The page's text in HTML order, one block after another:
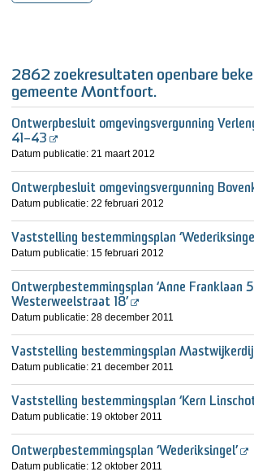
2862 zoekresultaten openbare
gemeente Montfoort.
Ontwerpbesluit omgevingsvergunning
41–43
Datum publicatie:21 maart 2012
Ontwerpbesluit omgevingsvergunning
Datum publicatie:22 februari 2012
Vaststelling bestemmingsplan
Datum publicatie: 15 februari 2012
Ontwerpbestemmingsplan ‘Anne Franklaan
Westerweelstraat 18’
Datum publicatie:28 december 2011
Vaststelling bestemmingsplan
Datum publicatie:21 december 2011
Vaststelling bestemmingsplan ‘Kern
Datum publicatie: 19 oktober 2011
Ontwerpbestemmingsplan ‘Wederiksingel’
Datum publicatie: 12 oktober 2011